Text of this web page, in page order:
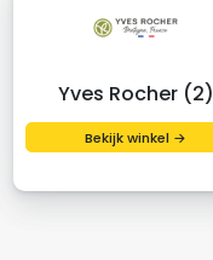
Yves Rocher (2)
Bekijk winkel →